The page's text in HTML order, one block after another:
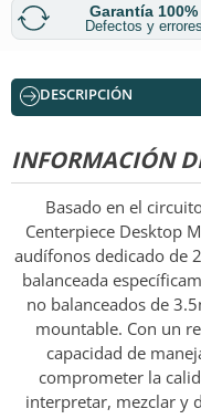
Garantía 100%
Defectos y errores
DESCRIPCIÓN
INFORMACIÓN
Basado en el
Centerpiece Desktop
audífonos dedicado de
balanceada
no balanceados de
mountable. Con un
capacidad de
comprometer la
interpretar, mezclar y